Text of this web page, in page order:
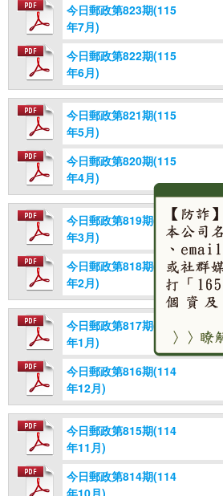
今日郵政第823期(115
年7月)
今日郵政第822期(115
年6月)
今日郵政第821期(115
年5月)
今日郵政第820期(115
年4月)
今日郵政第819期(115
年3月)
今日郵政第818期(115
年2月)
今日郵政第817期(115
年1月)
今日郵政第816期(114
年12月)
今日郵政第815期(114
年11月)
今日郵政第814期(114
年10月)